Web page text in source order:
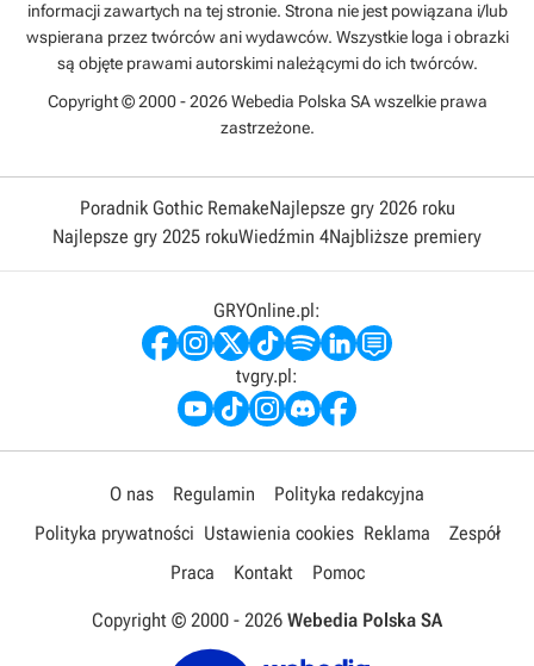
informacji zawartych na tej stronie. Strona nie jest powiązana i/lub
wspierana przez twórców ani wydawców. Wszystkie loga i obrazki
są objęte prawami autorskimi należącymi do ich twórców.
Copyright © 2000 - 2026 Webedia Polska SA wszelkie prawa
zastrzeżone.
Poradnik Gothic RemakeNajlepsze gry 2026 roku
Najlepsze gry 2025 rokuWiedźmin 4Najbliższe premiery
GRYOnline.pl:
tvgry.pl:
O nas Regulamin
Polityka redakcyjna
Polityka prywatności Ustawienia cookies Reklama
Zespół
Praca
Kontakt Pomoc
Copyright © 2000 - 2026 Webedia Polska SA